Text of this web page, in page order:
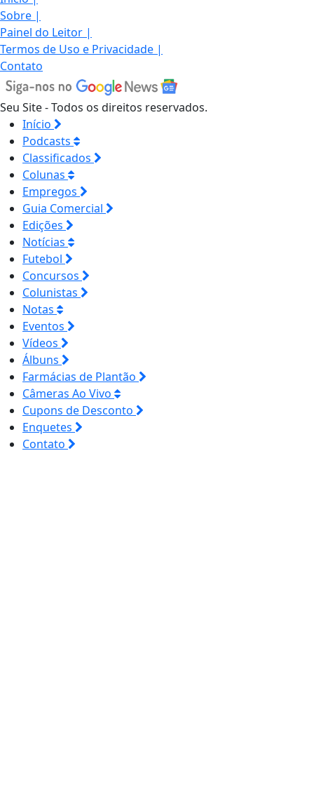
Sobre |
Painel do Leitor |
Termos de Uso e Privacidade |
Contato
Seu Site - Todos os direitos reservados.
Início
Podcasts
Classificados
Colunas
Empregos
Guia Comercial
Edições
Notícias
Futebol
Concursos
Colunistas
Notas
Eventos
Vídeos
Álbuns
Farmácias de Plantão
Câmeras Ao Vivo
Cupons de Desconto
Enquetes
Contato